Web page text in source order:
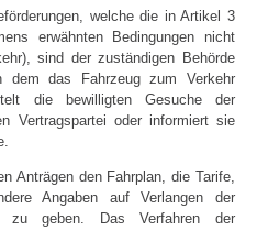
welche die in Artikel 3
erwähnten Bedingungen nicht
sind der zuständigen Behörde
das Fahrzeug zum Verkehr
die bewilligten Gesuche der
Vertragspartei oder informiert sie
Anträgen den Fahrplan, die Tarife,
Angaben auf Verlangen der
zu geben. Das Verfahren der